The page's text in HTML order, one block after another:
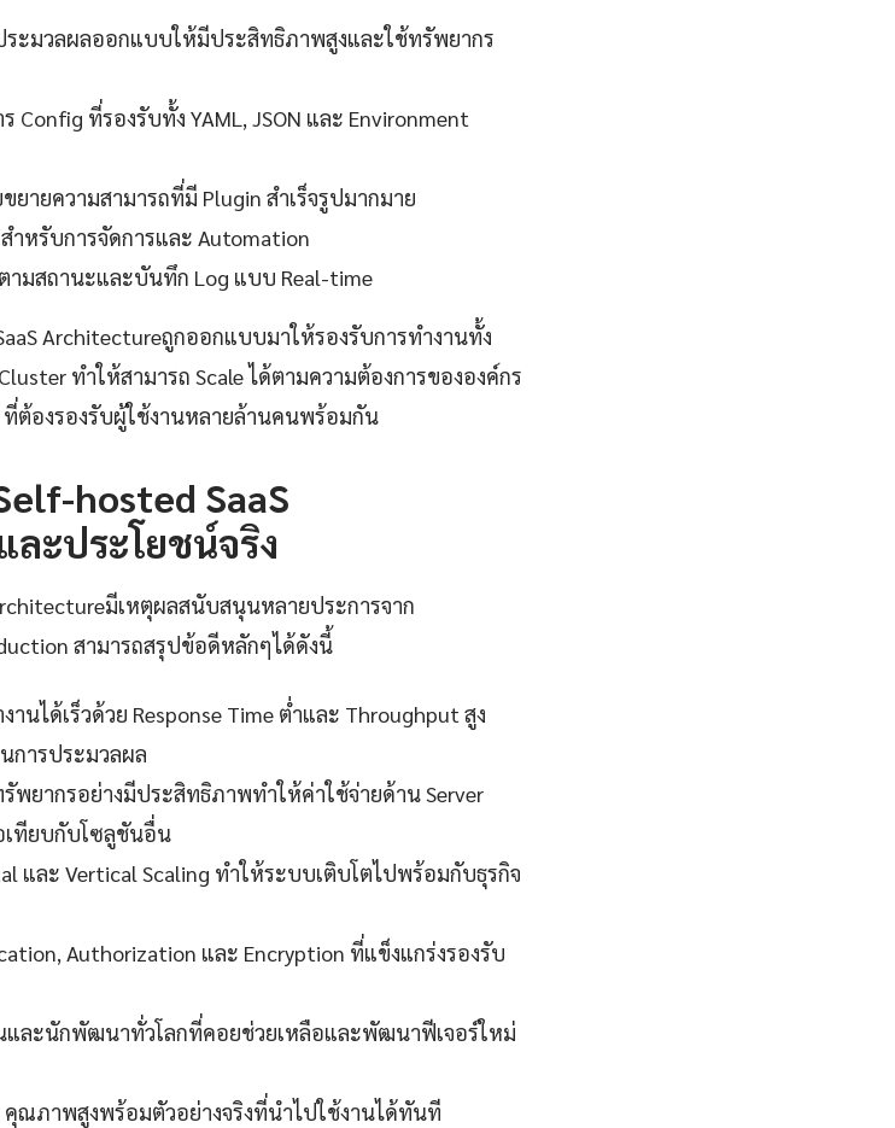
ะมวลผลออกแบบให้มีประสิทธิภาพสูงและใช้ทรัพยากร
Config ที่รองรับทั้ง YAML, JSON และ Environment
ยายความสามารถที่มี Plugin สำเร็จรูปมากมาย
สำหรับการจัดการและ Automation
ามสถานะและบันทึก Log แบบ Real-time
Architectureถูกออกแบบมาให้รองรับการทำงานทั้ง
ทำให้สามารถ Scale ได้ตามความต้องการขององค์กร
ต้องรองรับผู้ใช้งานหลายล้านคนพร้อมกัน
hosted SaaS
ะประโยชน์จริง
มีเหตุผลสนับสนุนหลายประการจาก
สามารถสรุปข้อดีหลักๆได้ดังนี้
นได้เร็วด้วย Response Time ต่ำและ Throughput สูง
การประมวลผล
พยากรอย่างมีประสิทธิภาพทำให้ค่าใช้จ่ายด้าน Server
เทียบกับโซลูชันอื่น
และ Vertical Scaling ทำให้ระบบเติบโตไปพร้อมกับธุรกิจ
Authorization และ Encryption ที่แข็งแกร่งรองรับ
และนักพัฒนาทั่วโลกที่คอยช่วยเหลือและพัฒนาฟีเจอร์ใหม่
คุณภาพสูงพร้อมตัวอย่างจริงที่นำไปใช้งานได้ทันที